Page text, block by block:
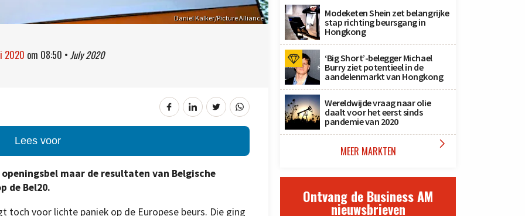
Daniel Kalker/Picture Alliance
2020 om 08:50 • July 2020
Lees voor
maar de resultaten van Belgische
de Bel20.
toch voor lichte paniek op de Europese beurs. Die ging
Modeketen Shein zet belangrijke
stap richting beursgang in
Hongkong
‘Big Short’-belegger Michael
Burry ziet potentieel in de
aandelenmarkt van Hongkong
Wereldwijde vraag naar olie
daalt voor het eerst sinds
pandemie van 2020
MEER MARKTEN 
Ontvang de Business AM
nieuwsbrieven